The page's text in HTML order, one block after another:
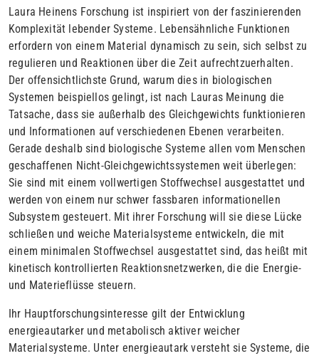
Laura Heinens Forschung ist inspiriert von der faszinierenden
Komplexität lebender Systeme. Lebensähnliche Funktionen
erfordern von einem Material dynamisch zu sein, sich selbst zu
regulieren und Reaktionen über die Zeit aufrechtzuerhalten.
Der offensichtlichste Grund, warum dies in biologischen
Systemen beispiellos gelingt, ist nach Lauras Meinung die
Tatsache, dass sie außerhalb des Gleichgewichts funktionieren
und Informationen auf verschiedenen Ebenen verarbeiten.
Gerade deshalb sind biologische Systeme allen vom Menschen
geschaffenen Nicht-Gleichgewichtssystemen weit überlegen:
Sie sind mit einem vollwertigen Stoffwechsel ausgestattet und
werden von einem nur schwer fassbaren informationellen
Subsystem gesteuert. Mit ihrer Forschung will sie diese Lücke
schließen und weiche Materialsysteme entwickeln, die mit
einem minimalen Stoffwechsel ausgestattet sind, das heißt mit
kinetisch kontrollierten Reaktionsnetzwerken, die die Energie-
und Materieflüsse steuern.
Ihr Hauptforschungsinteresse gilt der Entwicklung
energieautarker und metabolisch aktiver weicher
Materialsysteme. Unter energieautark versteht sie Systeme, die